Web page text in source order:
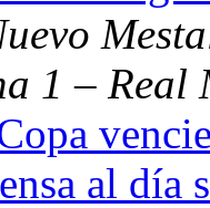
1 –
al día